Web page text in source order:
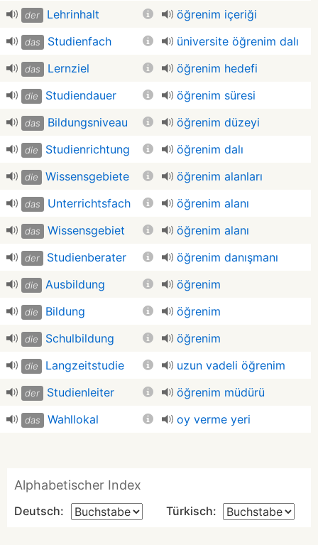
der Lehrinhalt öğrenim içeriği
das Studienfach üniversite öğrenim dalı
das Lernziel öğrenim hedefi
die Studiendauer öğrenim süresi
das Bildungsniveau öğrenim düzeyi
die Studienrichtung öğrenim dalı
die Wissensgebiete öğrenim alanları
das Unterrichtsfach öğrenim alanı
das Wissensgebiet öğrenim alanı
der Studienberater öğrenim danışmanı
die Ausbildung öğrenim
die Bildung öğrenim
die Schulbildung öğrenim
die Langzeitstudie uzun vadeli öğrenim
der Studienleiter öğrenim müdürü
das Wahllokal oy verme yeri
Alphabetischer Index
Deutsch: Türkisch: